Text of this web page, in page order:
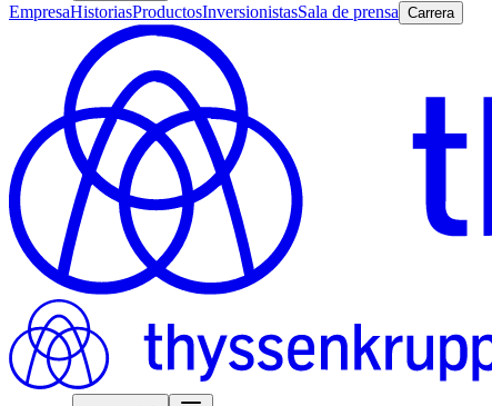
EmpresaHistoriasProductosInversionistasSala de prensa Carrera